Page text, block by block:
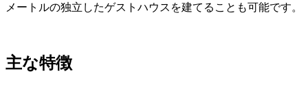
メートルの独立したゲストハウスを建てることも可能です。
主な特徴